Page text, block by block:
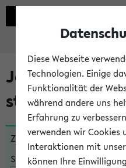
Jetzt und in
stattfindende
Zu viele Veranstaltungen?
Suche:
Diese Webseite
Technologien. Einige
Funktionalität der
während andere uns
Erfahrung zu
verwenden wir
Interaktionen mit
können Ihre